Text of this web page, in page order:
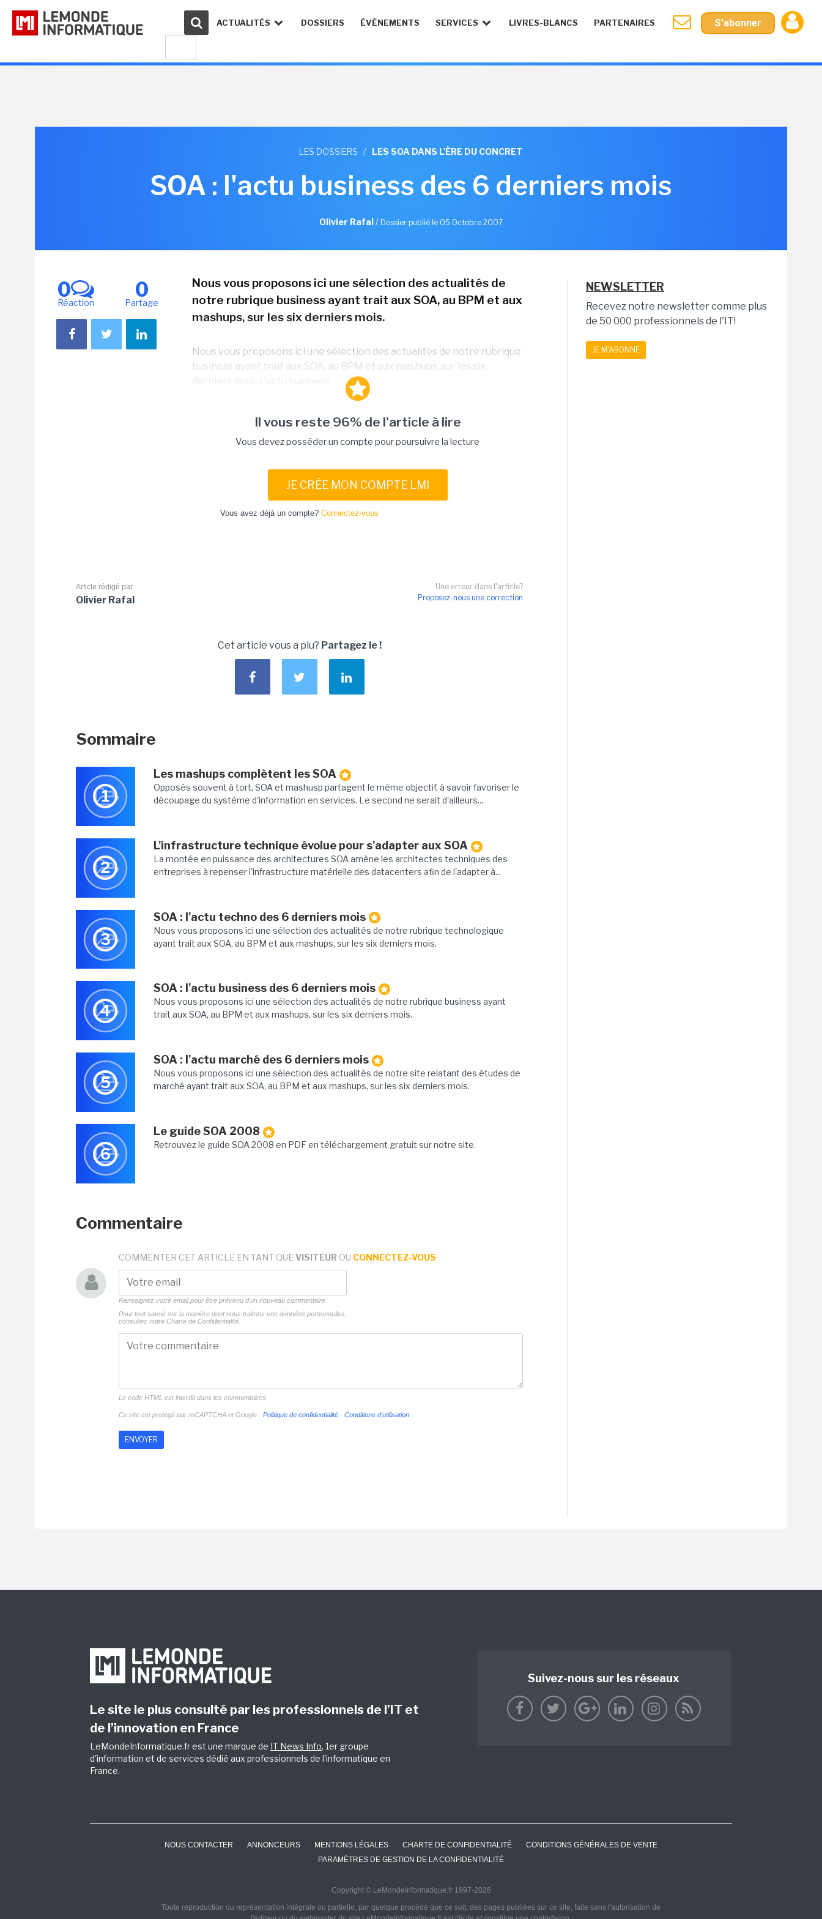
ACTUALITÉS DOSSIERS ÉVÉNEMENTS SERVICES LIVRES-BLANCS PARTENAIRES S'abonner
LES DOSSIERS / LES SOA DANS L'ÈRE DU CONCRET
SOA : l'actu business des 6 derniers mois
Olivier Rafal/ Dossier publié le 05 Octobre 2007
0
Réaction
0
Partage
Nous vous proposons ici une sélection des actualités de
notre rubrique business ayant trait aux SOA, au BPM et aux
mashups, sur les six derniers mois.
Nous vous proposons ici une sélection des actualités de notre rubrique
business ayant trait aux SOA, au BPM et aux mashups, sur les six
Il vous reste 96% de l'article à lire
Vous devez posséder un compte pour poursuivre la lecture
JE CRÉE MON COMPTE LMI
Vous avez déjà un compte? Connectez-vous
Une erreur dans l'article?
Proposez-nous une correction
Article rédigé par
Olivier Rafal
Cet article vous a plu? Partagez le !
Sommaire
1
Les mashups complètent les SOA
Opposés souvent à tort, SOA et mashusp partagent le même objectif, à savoir favoriser le
découpage du système d'information en services. Le second ne serait d'ailleurs...
2
L'infrastructure technique évolue pour s'adapter aux SOA
La montée en puissance des architectures SOA amène les architectes techniques des
entreprises à repenser l'infrastructure matérielle des datacenters afin de l'adapter à...
3
SOA : l'actu techno des 6 derniers mois
Nous vous proposons ici une sélection des actualités de notre rubrique technologique
ayant trait aux SOA, au BPM et aux mashups, sur les six derniers mois.
4
SOA : l'actu business des 6 derniers mois
Nous vous proposons ici une sélection des actualités de notre rubrique business ayant
trait aux SOA, au BPM et aux mashups, sur les six derniers mois.
5
SOA : l'actu marché des 6 derniers mois
Nous vous proposons ici une sélection des actualités de notre site relatant des études de
marché ayant trait aux SOA, au BPM et aux mashups, sur les six derniers mois.
6
Le guide SOA 2008
Retrouvez le guide SOA 2008 en PDF en téléchargement gratuit sur notre site.
Commentaire
COMMENTER CET ARTICLE EN TANT QUE VISITEUR OU CONNECTEZ-VOUS
Renseignez votre email pour être prévenu d'un nouveau commentaire
Pour tout savoir sur la manière dont nous traitons vos données personnelles,
consultez notre Charte de Confidentialité.
Le code HTML est interdit dans les commentaires
Ce site est protégé par reCAPTCHA et Google - Politique de confidentialité - Conditions d'utilisation
NEWSLETTER
Recevez notre newsletter comme plus
de 50 000 professionnels de l'IT!
JE M'ABONNE
Le site le plus consulté par les professionnels de l’IT et
de l’innovation en France
LeMondeInformatique.fr est une marque de IT News Info, 1er groupe
d'information et de services dédié aux professionnels de l'informatique en
France.
Suivez-nous sur les réseaux
NOUS CONTACTER ANNONCEURS MENTIONS LÉGALES CHARTE DE CONFIDENTIALITÉ
CONDITIONS GÉNÉRALES DE VENTE
PARAMÈTRES DE GESTION DE LA CONFIDENTIALITÉ
Copyright © LeMondeInformatique.fr 1997-2026
Toute reproduction ou représentation intégrale ou partielle, par quelque procédé que ce soit, des pages publiées sur ce site, faite sans l'autorisation de